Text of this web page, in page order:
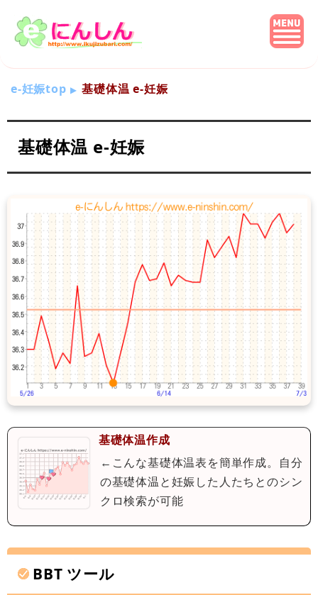
e-妊娠top 基礎体温 e-妊娠
基礎体温 e-妊娠
基礎体温作成
←こんな基礎体温表を簡単作成。自分
の基礎体温と妊娠した人たちとのシン
クロ検索が可能
BBT ツール